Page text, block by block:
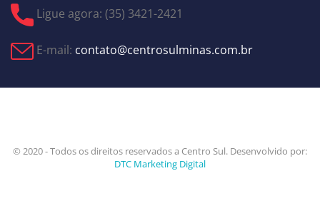
Ligue agora: (35) 3421-2421
E-mail: contato@centrosulminas.com.br
© 2020 - Todos os direitos reservados a Centro Sul. Desenvolvido por:
DTC Marketing Digital